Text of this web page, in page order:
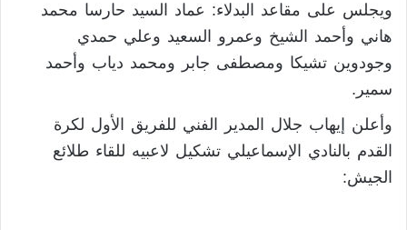
ويجلس على مقاعد البدلاء: عماد السيد حارسا محمد
هاني وأحمد الشيخ وعمرو السعيد وعلي حمدي
وجودوين تشيكا ومصطفى جابر ومحمد دياب وأحمد
سمير.
وأعلن إيهاب جلال المدير الفني للفريق الأول لكرة
القدم بالنادي الإسماعيلي تشكيل لاعبيه للقاء طلائع
الجيش: